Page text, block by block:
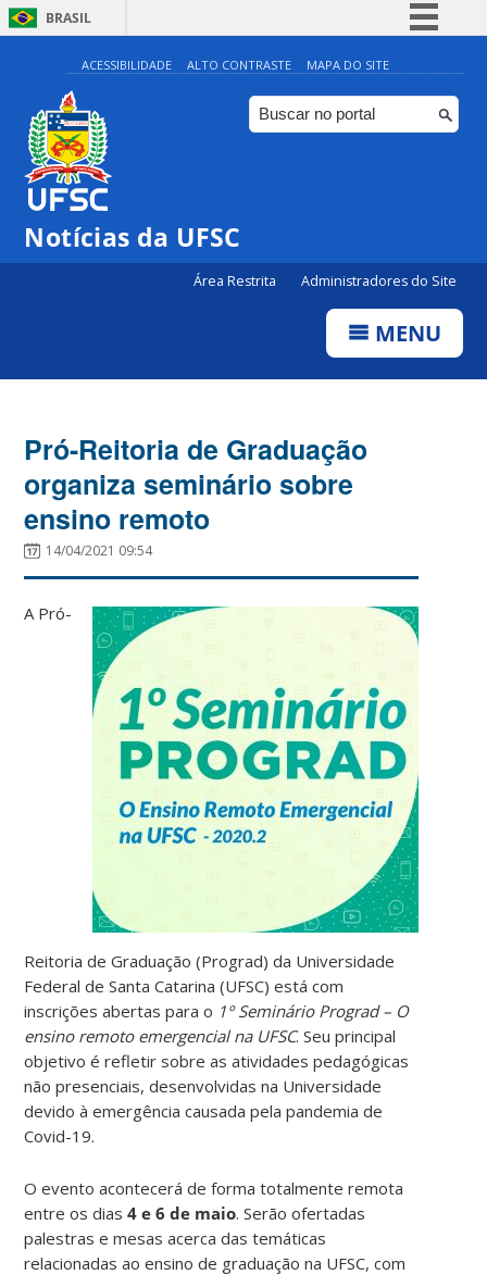
BRASIL
Simplifique!
Comunica BR
Participe
ACESSIBILIDADE ALTO CONTRASTE MAPA DO SITE
Notícias da UFSC
Área Restrita Administradores do Site
MENU
Pró-Reitoria de Graduação
organiza seminário sobre
ensino remoto
14/04/2021 09:54
A Pró-
Reitoria de Graduação (Prograd) da Universidade
Federal de Santa Catarina (UFSC) está com
inscrições abertas para o 1º Seminário Prograd – O
ensino remoto emergencial na UFSC. Seu principal
objetivo é refletir sobre as atividades pedagógicas
não presenciais, desenvolvidas na Universidade
devido à emergência causada pela pandemia de
Covid-19.
O evento acontecerá de forma totalmente remota
entre os dias4 e 6 de maio. Serão ofertadas
palestras e mesas acerca das temáticas
relacionadas ao ensino de graduação na UFSC, com